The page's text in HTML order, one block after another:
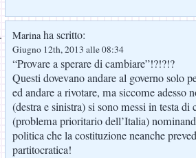
Marinaha scritto:
Giugno 12th, 2013 alle 08:34
“Provare a sperare di cambiare”!?!?!?
Questi dovevano andare al governo solo
ed andare a rivotare, ma siccome adesso
(destra e sinistra) si sono messi in testa
(problema prioritario dell’Italia)
politica che la costituzione neanche
partitocratica!